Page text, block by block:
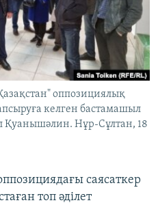
оппозициялық
келген бастамашыл
Қуанышәлин. Нұр-Сұлтан, 18
саясаткер
топ әділет